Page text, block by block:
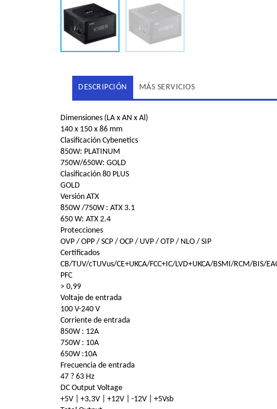
DESCRIPCIÓN MÁS SERVICIOS
Dimensiones (LA x AN x Al)
140 x 150 x 86 mm
Clasificación Cybenetics
850W: PLATINUM
750W/650W: GOLD
Clasificación 80 PLUS
GOLD
Versión ATX
850W /750W : ATX 3.1
650 W: ATX 2.4
Protecciones
OVP / OPP / SCP / OCP / UVP / OTP / NLO / SIP
Certificados
CB/TUV/cTUVus/CE+UKCA/FCC+IC/LVD+UKCA/BSMI/RCM/BIS/
PFC
> 0,99
Voltaje de entrada
100 V-240 V
Corriente de entrada
850W : 12A
750W : 10A
650W :10A
Frecuencia de entrada
47 ? 63 Hz
DC Output Voltage
+5V | +3,3V | +12V | -12V | +5Vsb